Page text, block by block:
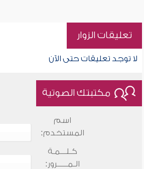
تعليقات الزوار
لا توجد تعليقات حتى الآن
مكتبتك الصوتية
اسم
المستخدم:
كـلـــمـة
الـمـــــرور: